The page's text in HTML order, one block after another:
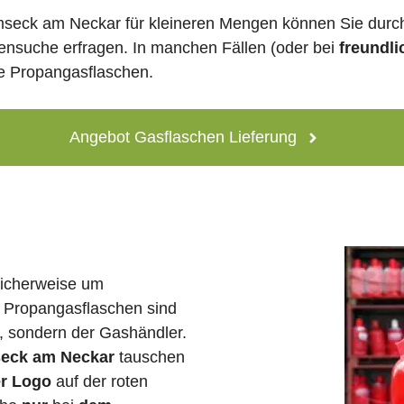
am Neckar für kleineren Mengen können Sie
erfragen. In manchen Fällen (oder bei
Propangasflaschen.
Angebot Gasflaschen Lieferung
um
sind
der Gashändler.
am Neckar tauschen
Logo auf der roten